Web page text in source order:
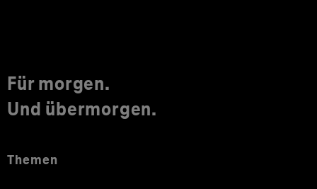
Für morgen.
Und übermorgen.
Themen